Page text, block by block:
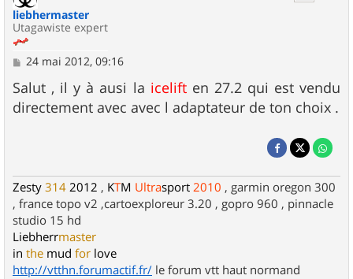
liebhermaster
Utagawiste expert
M
s
s
a
24 mai 2012, 09:16
Salut , il y à ausi la iceliften 27.2 qui est vendu
directement avec avec l adaptateur de ton choix .
Zesty 314 2012 , KTM Ultrasport 2010 , garmin oregon 300
, france topo v2 ,cartoexploreur 3.20 , gopro 960 , pinnacle
studio 15 hd
Liebherrmaster
in the mud for love
http://vtthn.forumactif.fr/ le forum vtt haut normand